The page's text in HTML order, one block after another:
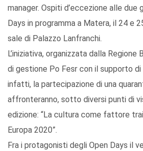
manager. Ospiti d’eccezione alle due
Days in programma a Matera, il 24 e
sale di Palazzo Lanfranchi.
L’iniziativa, organizzata dalla Regione
di gestione Po Fesr con il supporto
infatti, la partecipazione di una
affronteranno, sotto diversi punti di
edizione: “La cultura come fattore
Europa 2020”.
Fra i protagonisti degli Open Days il